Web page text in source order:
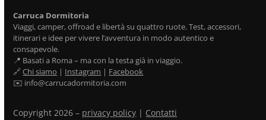
Carruca Dormitoria
Viaggi, camper, offroad e libertà su quattro ruote. Test, accessori,
itinerari e idee per vivere l’avventura in modo autentico e
consapevole.
📍 Basati a Roma – ma con la testa già in viaggio.
🔗Chi siamo | Instagram | Facebook
✉️ info@carrucadormitoria.com
Copyright 2026 – privacy policy | Contatti